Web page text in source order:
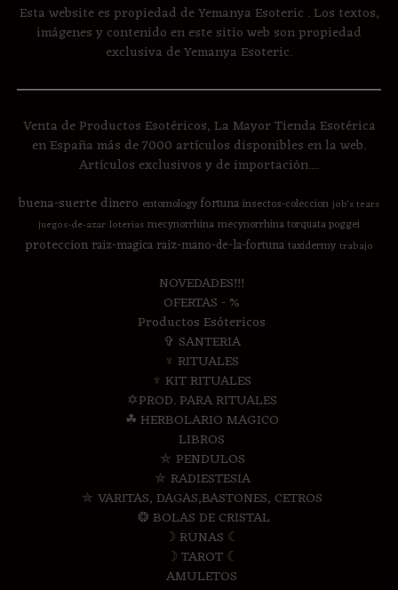
Esta website es propiedad de Yemanya Esoteric . Los textos,
imágenes y contenido en este sitio web son propiedad
exclusiva de Yemanya Esoteric.
Venta de Productos Esotéricos, La Mayor Tienda Esotérica
en España más de 7000 artículos disponibles en la web.
Artículos exclusivos y de importación....
buena-suertedinero entomologyfortunainsectos-coleccion job's tears
juegos-de-azar loterias mecynorrhinamecynorrhina torquata poggei
proteccion raiz-magica raiz-mano-de-la-fortunataxidermy trabajo
NOVEDADES!!!
OFERTAS - %
Productos Esótericos
✞ SANTERIA
♆ RITUALES
♆ KIT RITUALES
✡PROD. PARA RITUALES
☘ HERBOLARIO MAGICO
LIBROS
⛤ PENDULOS
⛤ RADIESTESIA
⛤ VARITAS, DAGAS,BASTONES, CETROS
❂ BOLAS DE CRISTAL
☽ RUNAS ☾
☽ TAROT ☾
AMULETOS